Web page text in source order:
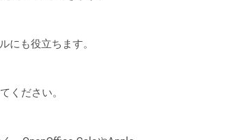
にも役立ちます。
ください。